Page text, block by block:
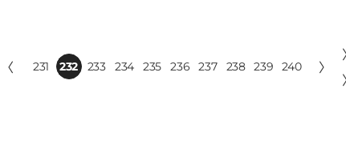
〈 231 232 233 234 235 236 237 238 239 240 〉